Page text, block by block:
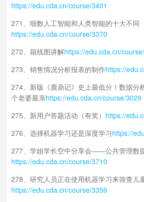
https://edu.cda.cn/course/3401
271、细数人工智能和人类智能的十大不同
https://edu.cda.cn/course/3370
272、箱线图讲解https://edu.cda.cn/
273、销售情况分析报表的制作https://
274、新版《鹿鼎记》史上最低分！数据分
个老婆最亲https://edu.cda.cn/course/3029
275、新用户答题活动（有奖） https://
276、选择机器学习还是深度学习https://
277、学姐学长空中分享会——公共管理数
https://edu.cda.cn/course/3710
278、研究人员正在使用机器学习来筛查儿
https://edu.cda.cn/course/3356